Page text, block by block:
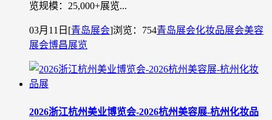
览规模：25,000+展览...
03月11日 [青岛展会]浏览：754青岛展会化妆品展会美容
展会博昌展览
2026浙江杭州美业博览会-2026杭州美容展-杭州化妆品